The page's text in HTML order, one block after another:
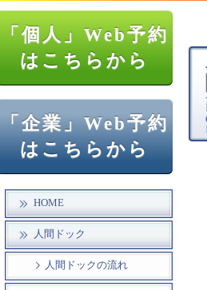
「個人」Web予約
はこちらから
「企業」Web予約
はこちらから
HOME
人間ドック
人間ドックの流れ